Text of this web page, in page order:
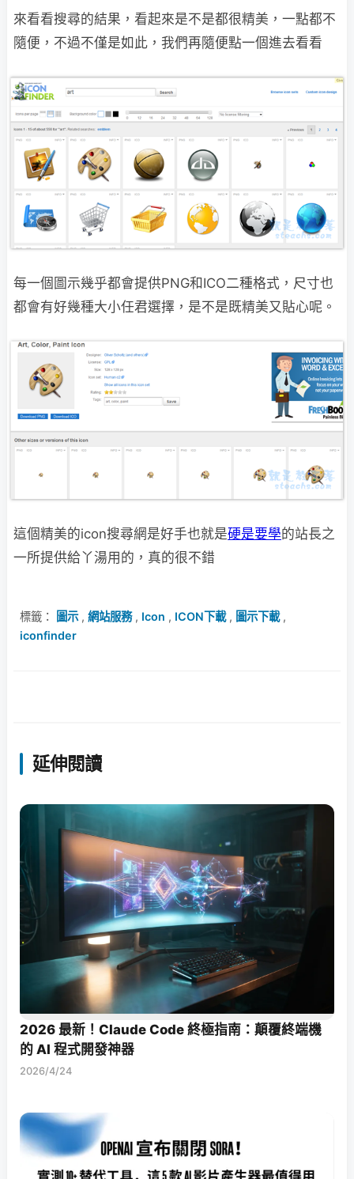
來看看搜尋的結果，看起來是不是都很精美，一點都不
隨便，不過不僅是如此，我們再隨便點一個進去看看
每一個圖示幾乎都會提供PNG和ICO二種格式，尺寸也
都會有好幾種大小任君選擇，是不是既精美又貼心呢。
這個精美的icon搜尋網是好手也就是硬是要學的站長之
一所提供給丫湯用的，真的很不錯
標籤： 圖示, 網站服務, Icon , ICON下載, 圖示下載,
iconfinder
延伸閱讀
2026 最新！Claude Code 終極指南：顛覆終端機
的 AI 程式開發神器
2026/4/24